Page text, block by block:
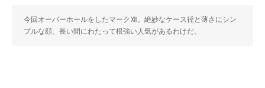
今回オーバーホールをしたマークⅫ。絶妙なケース径と薄さにシン
プルな顔、長い間にわたって根強い人気があるわけだ。